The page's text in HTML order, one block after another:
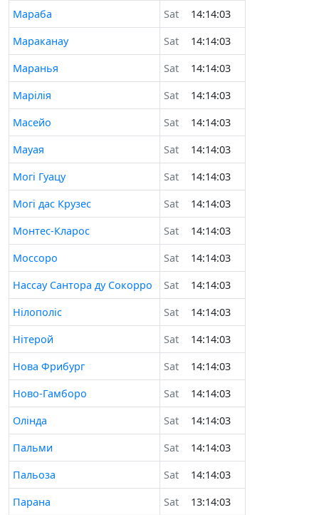
Мараба
Sat
14:14:03
Мараканау
Sat
14:14:03
Маранья
Sat
14:14:03
Марілія
Sat
14:14:03
Масейо
Sat
14:14:03
Мауая
Sat
14:14:03
Могі Гуацу
Sat
14:14:03
Могі дас Крузес
Sat
14:14:03
Монтес-Кларос
Sat
14:14:03
Моссоро
Sat
14:14:03
Нассау Сантора ду Сокорро
Sat
14:14:03
Нілополіс
Sat
14:14:03
Нітерой
Sat
14:14:03
Нова Фрибург
Sat
14:14:03
Ново-Гамборо
Sat
14:14:03
Олінда
Sat
14:14:03
Пальми
Sat
14:14:03
Пальоза
Sat
14:14:03
Парана
Sat
13:14:03